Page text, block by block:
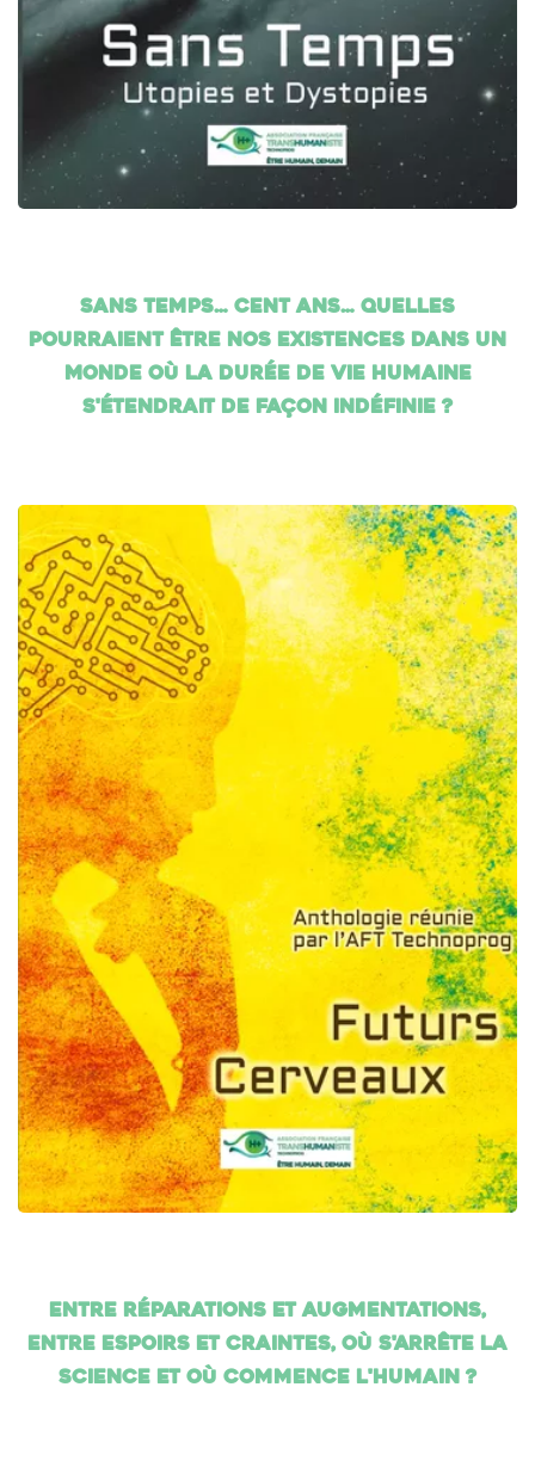
Sans temps… cent ans… Quelles
pourraient être nos existences dans un
monde où la durée de vie humaine
s'étendrait de façon indéfinie ?
Entre réparations et augmentations,
entre espoirs et craintes, où s'arrête la
science et où commence l'humain ?